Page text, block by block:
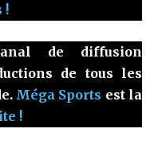
!
de diffusion
de tous les
Méga Sports est la
!